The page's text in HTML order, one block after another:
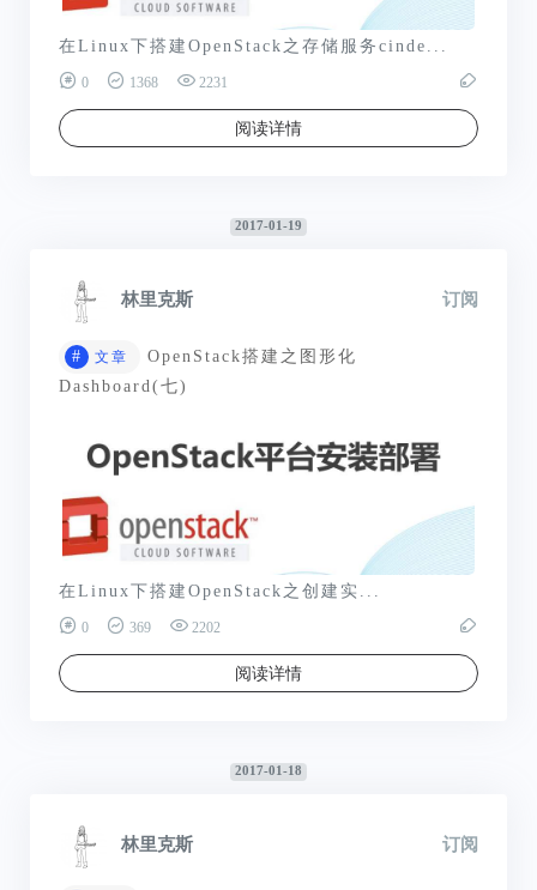
在Linux下搭建OpenStack之存储服务cinde...
0 1368 2231
阅读详情
2017-01-19
林里克斯 订阅
# 文章
OpenStack搭建之图形化
Dashboard(七)
在Linux下搭建OpenStack之创建实...
0 369 2202
阅读详情
2017-01-18
林里克斯 订阅